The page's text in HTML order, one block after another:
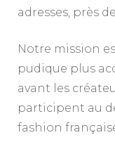
adresses, près
Notre mission
pudique plus
avant les
participent au
fashion